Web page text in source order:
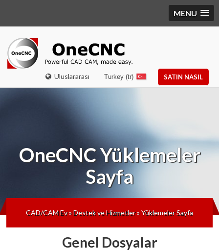
MENU
Uluslararası SATIN NASIL
Turkey (tr)
OneCNCYüklemeler
Sayfa
CAD/CAM Ev»Destek ve Hizmetler»Yüklemeler Sayfa
Genel Dosyalar